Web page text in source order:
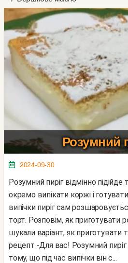
Розумний
2024-09-30
Розумний пиріг відмінно підійде тим, хто не любить
окремо випікати коржі і
випічки пиріг сам
торт. Розповім, як приготувати
шукали варіант, як приготувати
рецепт -Для вас! Розумний
тому, що під час випічки він с...